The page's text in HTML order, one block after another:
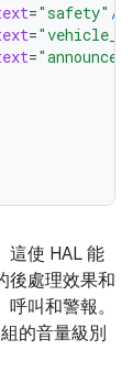
="safety" />
=
=
這使 HAL 能
後處理效果和
叫和警報。
的音量級別